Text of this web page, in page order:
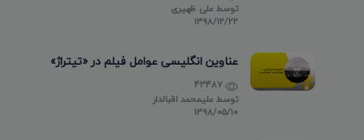
توسطعلی ظهیری
۱۳۹۸/۱۲/۲۲
عناوین انگلیسی عوامل فیلم در «تیتراژ»
توسطعلیمحمد اقبالدار
۱۳۹۸/۰۵/۱۰